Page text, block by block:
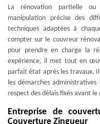
La rénovation partielle
manipulation précise des
techniques adaptées à
compter sur le couvreur
pour prendre en charge la
expérience, il met tout en
parfait état après les travaux.
les démarches
respect des délais fixés avant
Entreprise de
Couverture Zingueur